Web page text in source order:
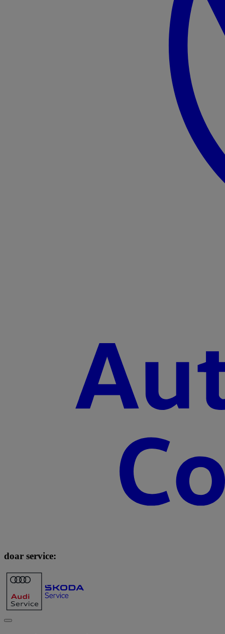
doar service: